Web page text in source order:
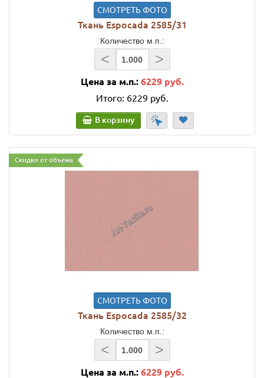
СМОТРЕТЬ ФОТО
Ткань Espocada 2585/31
Количество м.п.:
< >
Цена за м.п.: 6229 руб.
Итого: 6229 руб.
В корзину
Скидки от объема
СМОТРЕТЬ ФОТО
Ткань Espocada 2585/32
Количество м.п.:
< >
Цена за м.п.: 6229 руб.